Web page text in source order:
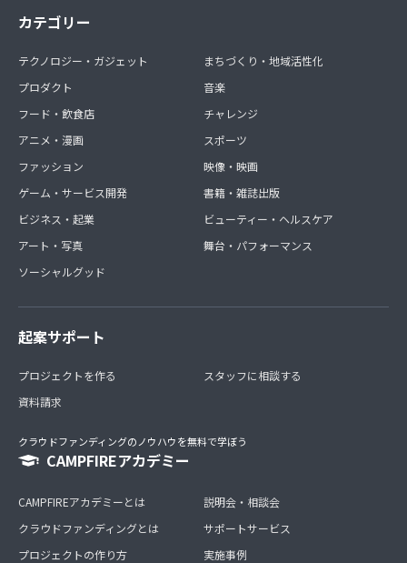
カテゴリー
テクノロジー・ガジェット
プロダクト
フード・飲食店
アニメ・漫画
ファッション
ゲーム・サービス開発
ビジネス・起業
アート・写真
ソーシャルグッド
まちづくり・地域活性化
音楽
チャレンジ
スポーツ
映像・映画
書籍・雑誌出版
ビューティー・ヘルスケア
舞台・パフォーマンス
起案サポート
プロジェクトを作る
資料請求
スタッフに相談する
クラウドファンディングのノウハウを無料で学ぼう
CAMPFIREアカデミー
CAMPFIREアカデミーとは
クラウドファンディングとは
プロジェクトの作り方
説明会・相談会
サポートサービス
実施事例